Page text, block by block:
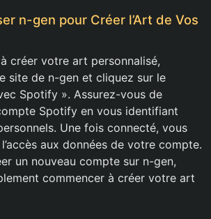
n-gen pour Créer l’Art de Vos
créer votre art personnalisé,
site de n-gen et cliquez sur le
Spotify ». Assurez-vous de
Spotify en vous identifiant
Une fois connecté, vous
aux données de votre compte.
un nouveau compte sur n-gen,
commencer à créer votre art